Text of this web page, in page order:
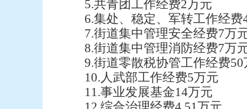
5.共青团工作经费2万元
6.集处、稳定、军转工作经费
7.街道集中管理安全经费7万
8.街道集中管理消防经费7万
9.街道零散税协管工作经费50
10.人武部工作经费5万元
11.事业发展基金14万元